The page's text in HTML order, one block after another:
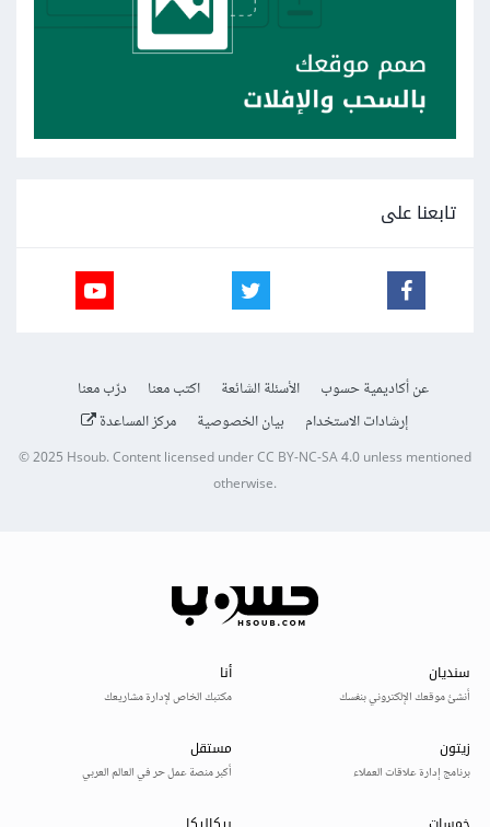
تابعنا على
عن أكاديمية حسوب الأسئلة الشائعة اكتب معنا
درّب معنا
إرشادات الاستخدام
بيان الخصوصية مركز المساعدة
© 2025Hsoub.Content licensed underCC BY-NC-SA 4.0unless mentioned
otherwise.